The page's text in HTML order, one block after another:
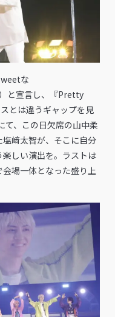
な
と宣言し、『Pretty
とは違うギャップを見
て、この日欠席の山中柔
﨑太智が、そこに自分
しい演出を。ラストは
場一体となった盛り上